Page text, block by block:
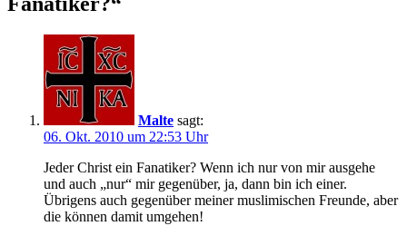
Malte sagt:
06. Okt. 2010 um 22:53 Uhr
Jeder Christ ein Fanatiker? Wenn ich nur von mir ausgehe
und auch „nur“ mir gegenüber, ja, dann bin ich einer.
Übrigens auch gegenüber meiner muslimischen Freunde, aber
die können damit umgehen!